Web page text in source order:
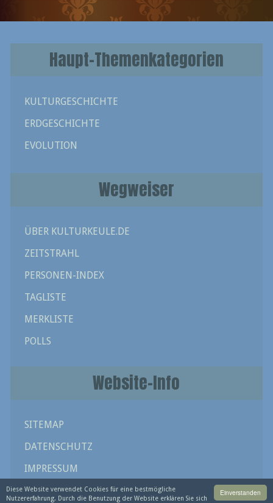
Einverstanden
Diese Website verwendet Cookies für eine bestmögliche
Nutzererfahrung. Durch die Benutzung der Website erklären Sie sich
Haupt-Themenkategorien
KULTURGESCHICHTE
ERDGESCHICHTE
EVOLUTION
Wegweiser
ÜBER KULTURKEULE.DE
ZEITSTRAHL
PERSONEN-INDEX
TAGLISTE
MERKLISTE
POLLS
Website-Info
SITEMAP
DATENSCHUTZ
IMPRESSUM